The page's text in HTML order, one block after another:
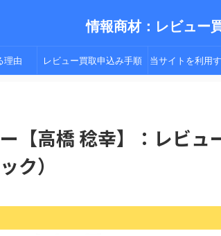
情報商材：レビュー
理由 レビュー買取申込み手順 当サイトを利用
【高橋 稔幸】：レビュ
ク）